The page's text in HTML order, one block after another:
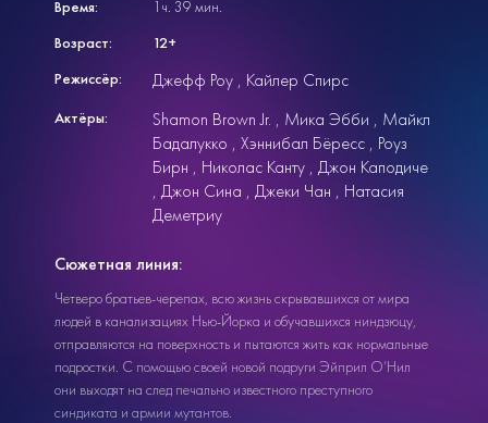
Время:
1ч. 39 мин.
Возраст:
12+
Режиссёр:
Джефф Роу Кайлер Спирс
Актёры: Shamon Brown Jr. Мика Эбби
Майкл
Бадалукко
Хэннибал Бёресс
Роуз
Бирн
Николас Канту Джон Каподиче
Джон Сина
Джеки Чан
Натасия
Деметриу
Сюжетная линия:
Четверо братьев-черепах, всю жизнь скрывавшихся от мира
людей в канализациях Нью-Йорка и обучавшихся ниндзюцу,
отправляются на поверхность и пытаются жить как нормальные
подростки. С помощью своей новой подруги Эйприл О’Нил
они выходят на след печально известного преступного
синдиката и армии мутантов.